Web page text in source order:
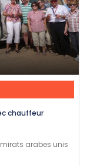
chauffeur
arabes unis